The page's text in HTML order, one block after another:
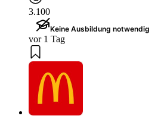
3.100
Keine Ausbildung notwendig
vor 1 Tag